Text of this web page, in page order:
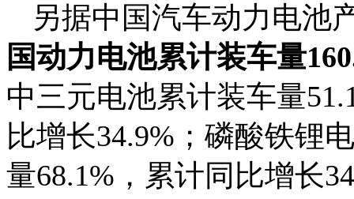
另据中国汽车动力电池
国动力电池累计装车量
中三元电池累计装车量
比增长34.9%；磷酸铁锂
量68.1%，累计同比增长